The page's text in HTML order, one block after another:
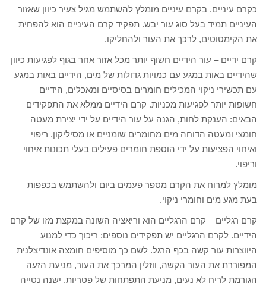
כקרם עיניים. בקרם עיניים מומלץ להשתמש מגיל צעיר כיוון שאזור
העיניים תמיד בעל סוג עור יבש. תפקיד קרם העיניים הוא להפחית
את הקימטוטים, לרכך את העור ולהחליקו.
קרם ידיים – עור הידיים חשוף יותר מכל אזור אחר בגוף לפגיעות כיוון
שהידיים באות במגע עם כמויות גדולות של מים, הידיים באות במגע
עם תכשירי ניקוי המכילים חומרים בסיסיים ומאכלים, הידיים
חשופות יותר לפגיעות מכניות. קרם הידיים ממלא את התפקידים
הבאים: הענקת לחות, הגנה על עור הידיים על ידי יצירת מעטה
חומצי ומעטה הדוחה מים מחומרים שומניים או מסיליקון. ריפוי
ואיחוי הפציעות על ידי הוספת חומרים פעילים בעלי תכונות איחוי
וריפוי.
מומלץ למרוח את הקרם מספר פעמים ביום ולהשתמש בכפפות
בעת מגע מים וחומרי ניקוי.
קרם רגליים – קרם הרגליים הוא וריאציה השונה במקצת מזו של קרם
הידיים. לקרם הרגליים יש תפקידים נוספים: ריכוך כדי למנוע
היווצרות עור קשה בכף הרגל. לשם כך מוסיפים חומצה אונדיצלנית
המפוררת את העור הקשה, ווזלין המרכך את העור, מניעת הזעה
הגורמת לריח לא נעים, מניעת התפתחות של פטריות. ישנה נטייה